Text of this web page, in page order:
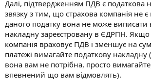
Далі, підтвердженням ПДВ є податкова
звязку з тим, що страхова компанія не
даного податку вона не може виписати
накладну зареєстровану в ЄДРПН. Якщо
компанія враховує ПДВ і зменшує на
платежі вимагайте податкову накладну
вона вам не потрібна, просто
впевнений що вам відмовлять).